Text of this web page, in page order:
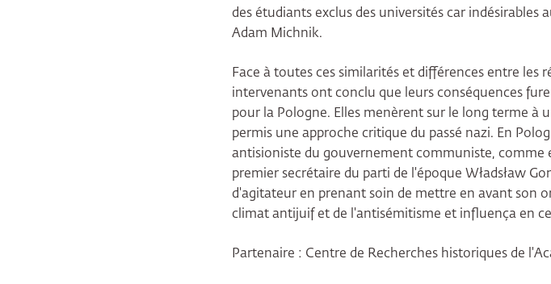
des étudiants exclus des universités car
Adam Michnik.
Face à toutes ces similarités et différences entre les
intervenants ont conclu que leurs conséquences
pour la Pologne. Elles menèrent sur le long terme à
permis une approche critique du passé nazi. En
antisioniste du gouvernement communiste, comme
premier secrétaire du parti de l'époque Władsław
d'agitateur en prenant soin de mettre en avant son
climat antijuif et de l'antisémitisme et influença en ce
Partenaire : Centre de Recherches historiques de